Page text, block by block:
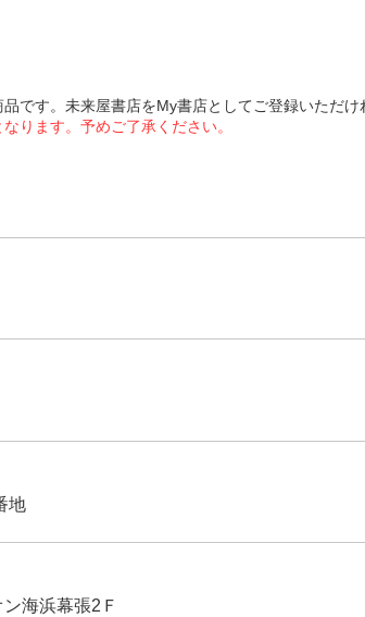
です。未来屋書店をMy書店としてご登録いただけ
ります。予めご了承ください。
地
海浜幕張2Ｆ